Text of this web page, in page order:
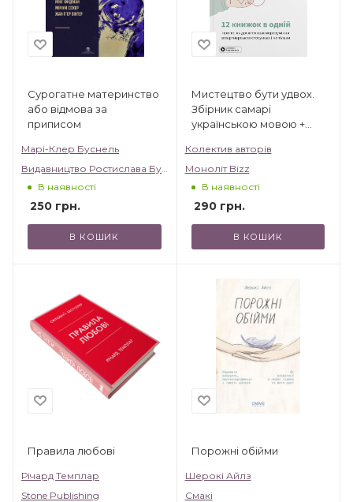
Сурогатне материнство
або відмова за
приписом
Марі-Клер Буснель
Видавництво Ростислава Бурлаки
В наявності
250 грн.
В КОШИК
Мистецтво бути удвох.
Збірник самарі
українською мовою +
Колектив авторів
Моноліт Bizz
В наявності
290грн.
В КОШИК
Правила любові
Річард Темплар
Stone Publishing
Порожні обійми
Шерокі Айлз
Смакі